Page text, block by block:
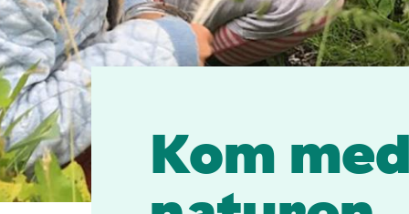
naturen
Brønshøj-
Kom